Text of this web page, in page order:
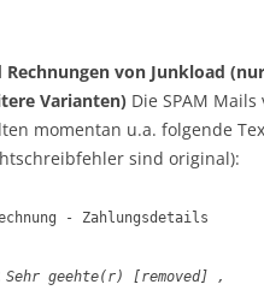
von Junkload
Varianten) Die SPAM Mails
momentan u.a. folgende
sind original):
- Zahlungsdetails
Sehr geehte(r) [removed] ,